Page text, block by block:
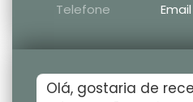
Telefone Email